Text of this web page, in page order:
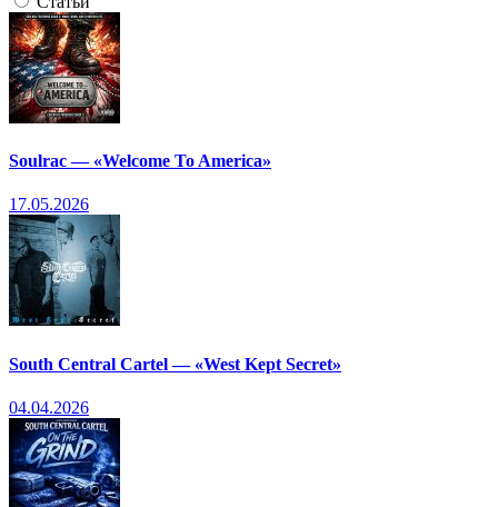
Soulrac — «Welcome To America»
17.05.2026
South Central Cartel — «West Kept Secret»
04.04.2026